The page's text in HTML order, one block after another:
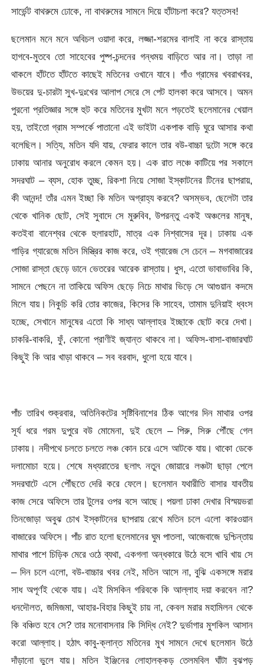
সার্ভেন্ট বাথরুমে ঢোকে, না বাথরুমের সামনে দিয়ে হাঁটাচলা করে? যত্তসব!
ছলেমান মনে মনে অবিচল ওয়াদা করে, লজ্জা-শরমের বালাই না করে রাস্তায়
হাগবে-মুতবে তো সাহেবের পুষ্প-চন্দনের গন্ধময় বাড়িতে আর না। তাড়া না
থাকলে হাঁটতে হাঁটতে কাছেই মতিনের ওখানে যাবে। গাঁও গ্রামের খবরাখবর,
উভয়ের দু-চারটা সুখ-দুঃখের আলাপ সেরে সে পেট হালকা করে আসবে। অমন
পুরনো প্রতিজ্ঞার সঙ্গে হুট করে মতিনের মুখটা মনে পড়তেই ছলেমানের খেয়াল
হয়, তাইতো গ্রাম সম্পর্কে পাতানো এই ভাইটা একপাক বাড়ি ঘুরে আসার কথা
বলেছিল। সত্যি, মতিন যদি যায়, ফেরার কালে তার বউ-বাচ্চা দুটো সঙ্গে করে
ঢাকায় আনার অনুরোধ করলে কেমন হয়। এক রাত লঞ্চে কাটিয়ে পর সকালে
সদরঘাট – ব্যস, হোক তুচ্ছ, রিকশা নিয়ে সোজা ইস্কাটনের টিনের ছাপরায়,
কী আনন্দ! তাঁর এমন ইচ্ছা কি মতিন অগ্রাহ্য করবে? অসম্ভব, ছেলেটা তার
থেকে খানিক ছোট, সেই সুবাদে সে মুরুবিব, উপরন্তু একই অঞ্চলের মানুষ,
কতইবা বানেশ্বর থেকে হুলারহাট, মাত্র এক নিশ্বাসের দূর। ঢাকায় এক
গাড়ির গ্যারেজে মতিন মিস্ত্রির কাজ করে, ওই গ্যারেজ সে চেনে – মগবাজারের
সোজা রাস্তা ছেড়ে ডানে ভেতরের আরেক রাস্তায়। ধুস, এতো ভাবাভাবির কি,
সামনে পেছনে না তাকিয়ে অফিস ছেড়ে নিচে মাথার ভিড়ে সে আগুয়ান কদমে
মিলে যায়। নিকুচি করি তোর কাজের, কিসের কি সাহেব, তামাম দুনিয়াই ধ্বংস
হচ্ছে, সেখানে মানুষের এতো কি সাধ্য আল্লাহর ইচ্ছাকে ছোট করে দেখা।
চাকরি-বাকরি, ফুঁ, কোনো প্রাণীই জ্যান্ত থাকবে না। অফিস-বাসা-বাজারঘাট
কিছুই কি আর খাড়া থাকবে – সব বরবাদ, ধুলো হয়ে যাবে।
পাঁচ তারিখ শুক্রবার, অতিনিকটের সৃষ্টিবিনাশের ঠিক আগের দিন মাথার ওপর
সূর্য ধরে গরম দুপুরে বউ মোমেনা, দুই ছেলে – পিরু, সিরু পৌঁছে গেল
ঢাকায়। নদীপথে চলতে চলতে লঞ্চ কোন চরে এসে আটকে যায়। থাকো ডেকে
দলামোচা হয়ে। শেষে মধ্যরাতের ছলাৎ নতুন জোয়ারে লঞ্চটা ছাড়া পেলে
সদরঘাটে এসে পৌঁছতে দেরি করে ফেলে। ছলেমান যথারীতি বাসার যাবতীয়
কাজ সেরে অফিসে তার টুলের ওপর বসে আছে। পয়লা ঢাকা দেখার বিস্ময়ভরা
তিনজোড়া অবুঝ চোখ ইস্কাটনের ছাপরায় রেখে মতিন চলে এলো কারওয়ান
বাজারের অফিসে। পাঁচ রাত হলো ছলেমানের ঘুম পাতলা, আজেবাজে দুশ্চিন্তায়
মাথার পাশে চিড়িক মেরে ওঠে ব্যথা, একগলা অন্ধকারে উঠে বসে খাবি খায় সে
– দিন চলে এলো, বউ-বাচ্চার খবর নেই, মতিন আসে না, বুঝি একসঙ্গে মরার
সাধ অপূর্ণই থেকে যায়। এই মিসকিন গরিবকে কি আল্লাহ দয়া করবেন না?
ধনদৌলত, জমিজমা, আহার-বিহার কিছুই চায় না, কেবল মরার মহামিলন থেকে
কি বঞ্চিত হবে সে? তার মনোবাসনার কি সিদ্ধি নেই? দুর্ভাগার মুশকিল আসান
করো আল্লাহ। হঠাৎ কাবু-ক্লান্ত মতিনের মুখ সামনে দেখে ছলেমান উঠে
দাঁড়ানো ভুলে যায়। মতিন ইঞ্জিনের লোহালক্কড় তেলমবিল ঘাঁটা বুঝপড়